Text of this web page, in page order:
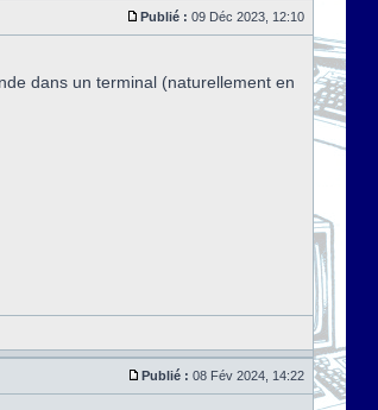
Publié : 09 Déc 2023, 12:10
dans un terminal (naturellement en
Publié : 08 Fév 2024, 14:22